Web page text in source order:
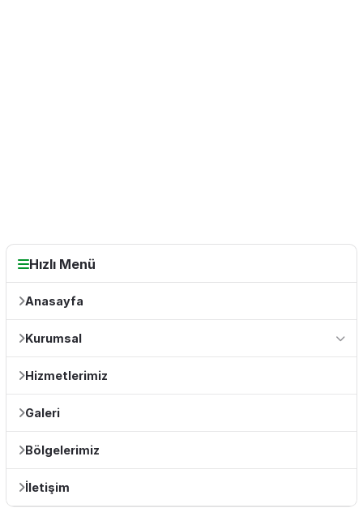
Hızlı Menü
Anasayfa
Kurumsal
Hizmetlerimiz
Galeri
Bölgelerimiz
İletişim